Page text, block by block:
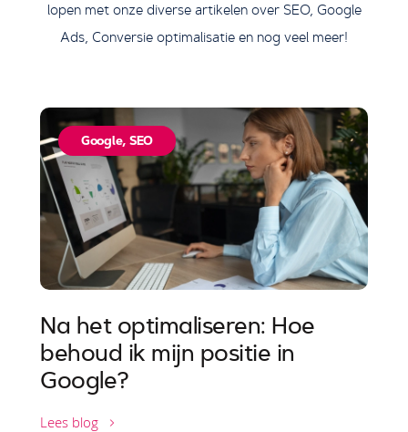
lopen met onze diverse artikelen over SEO, Google
Ads, Conversie optimalisatie en nog veel meer!
Na het optimaliseren: Hoe
behoud ik mijn positie in
Google?
Google, SEO
Lees blog